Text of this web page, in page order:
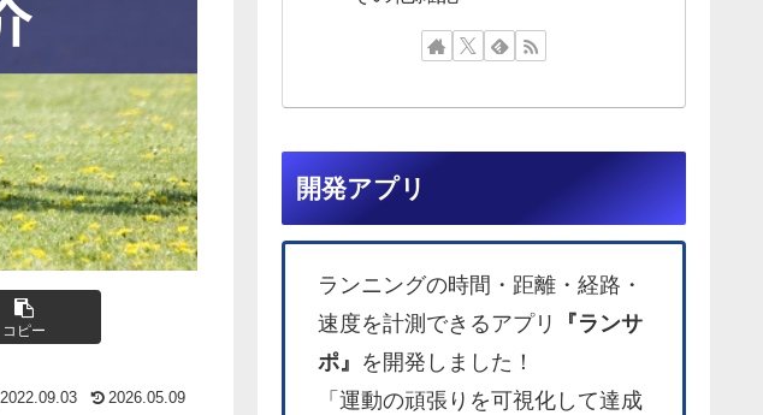
コピー
2022.09.03 2026.05.09
開発アプリ
ランニングの時間・距離・経路・
速度を計測できるアプリ
『ランサ
ポ』 を開発しました！
「運動の頑張りを可視化して達成